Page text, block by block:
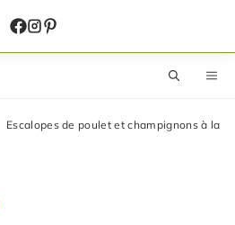
Escalopes de poulet et champignons à la